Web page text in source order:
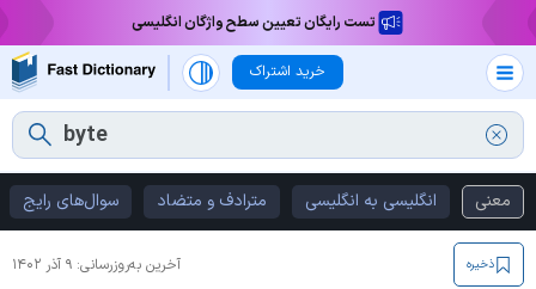
تست رایگان تعیین سطح واژگان انگلیسی
خرید اشتراک
معنی انگلیسی به انگلیسی مترادف و متضاد سوال‌های رایج
آخرین به‌روزرسانی: ۹ آذر ۱۴۰۲ ذخیره